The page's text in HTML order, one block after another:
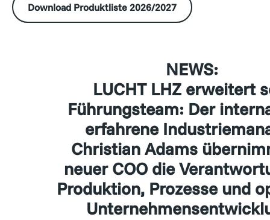
Download Produktliste 2026/2027
NEWS:
LUCHT LHZ erweitert sein
Führungsteam: Der
erfahrene Industriemanager
Christian Adams übernimmt als
neuer COO die Verantwortung
Produktion, Prozesse und
Unternehmensentwicklung.